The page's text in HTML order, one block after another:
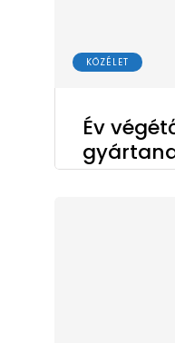
KÖZÉLET
Év